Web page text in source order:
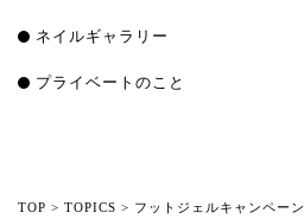
ネイルギャラリー
プライベートのこと
TOP > TOPICS > フットジェルキャンペーン